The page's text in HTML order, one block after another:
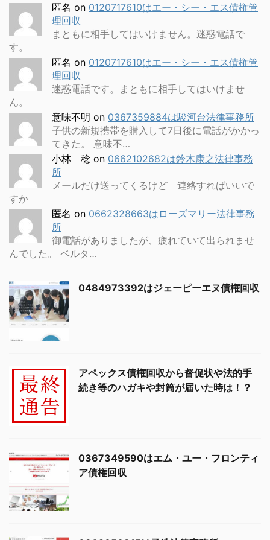
匿名 on 0120717610はエー・シー・エス債権管
理回収
まともに相手してはいけません。迷惑電話で
す。
匿名 on 0120717610はエー・シー・エス債権管
理回収
迷惑電話です。まともに相手してはいけませ
ん。
意味不明 on 0367359884は駿河台法律事務所
子供の新規携帯を購入して7日後に電話がかかっ
てきた。 意味不…
小林 稔 on 0662102682は鈴木康之法律事務
所
メールだけ送ってくるけど 連絡すればいいで
すか
匿名 on 0662328663はローズマリー法律事務
所
御電話がありましたが、疲れていて出られませ
んでした。 ベルタ…
0484973392はジェーピーエヌ債権回収
アペックス債権回収から督促状や法的手
続き等のハガキや封筒が届いた時は！？
0367349590はエム・ユー・フロンティ
ア債権回収